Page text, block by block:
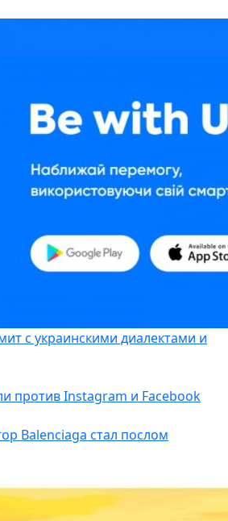
с украинскими диалектами и
против Instagram и Facebook
Balenciaga стал послом